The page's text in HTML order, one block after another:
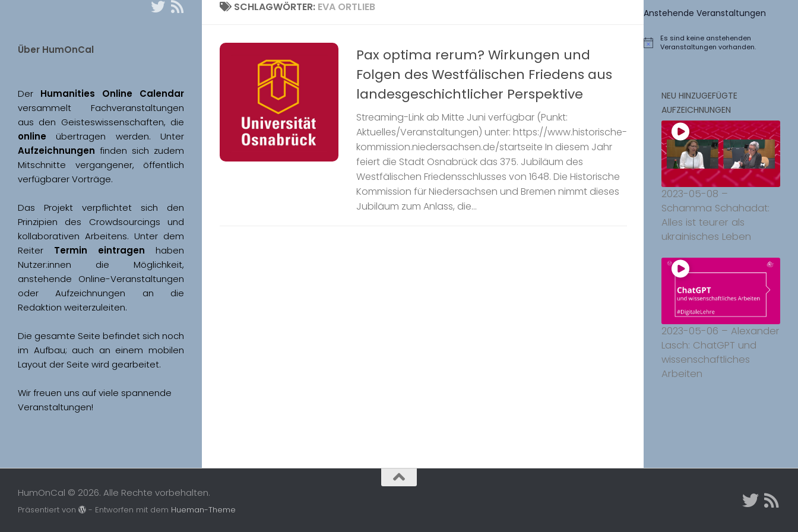
SCHLAGWÖRTER: EVA ORTLIEB
Pax optima rerum? Wirkungen und
Folgen des Westfälischen Friedens aus
landesgeschichtlicher Perspektive
Streaming-Link ab Mitte Juni verfügbar (Punkt:
Aktuelles/Veranstaltungen) unter: https://www.historische-
kommission.niedersachsen.de/startseite In diesem Jahr
feiert die Stadt Osnabrück das 375. Jubiläum des
Westfälischen Friedensschlusses von 1648. Die Historische
Kommission für Niedersachsen und Bremen nimmt dieses
Jubiläum zum Anlass, die...
Über HumOnCal
Der
versammelt Fachveranstaltungen
online
Aufzeichnungen finden sich zudem
Mitschnitte vergangener, öffentlich
Das Projekt verpflichtet sich den
Prinzipien des Crowdsourcings und
kollaborativen Arbeitens. Unter dem
Reiter Termin eintragen haben
Nutzer:innen die Möglichkeit,
anstehende Online-Veranstaltungen
oder Aufzeichnungen an die
Redaktion weiterzuleiten.
Die gesamte Seite befindet sich noch
im Aufbau; auch an einem mobilen
Wir freuen uns auf viele spannende
Veranstaltungen!
Anstehende Veranstaltungen
Hinweis
Es sind keine anstehenden
Veranstaltungen vorhanden.
NEU HINZUGEFÜGTE
AUFZEICHNUNGEN
2023-05-08 –
Schamma Schahadat:
Alles ist teurer als
ukrainisches Leben
2023-05-06 – Alexander
Lasch: ChatGPT und
wissenschaftliches
Arbeiten
HumOnCal © 2026. Alle Rechte vorbehalten.
Präsentiert von - Entworfen mit dem Hueman-Theme